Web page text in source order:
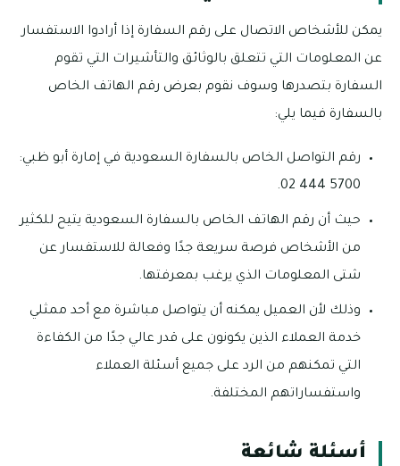
يمكن للأشخاص الاتصال على رقم السفارة إذا أرادوا الاستفسار
عن المعلومات التي تتعلق بالوثائق والتأشيرات التي تقوم
السفارة بتصدرها وسوف نقوم بعرض رقم الهاتف الخاص
بالسفارة فيما يلي:
رقم التواصل الخاص بالسفارة السعودية في إمارة أبو ظبي:
5700 444 02.
حيث أن رقم الهاتف الخاص بالسفارة السعودية يتيح للكثير
من الأشخاص فرصة سريعة جدًا وفعالة للاستفسار عن
شتى المعلومات الذي يرغب بمعرفتها.
وذلك لأن العميل يمكنه أن يتواصل مباشرة مع أحد ممثلي
خدمة العملاء الذين يكونون على قدر عالي جدًا من الكفاءة
التي تمكنهم من الرد على جميع أسئلة العملاء
واستفساراتهم المختلفة.
أسئلة شائعة